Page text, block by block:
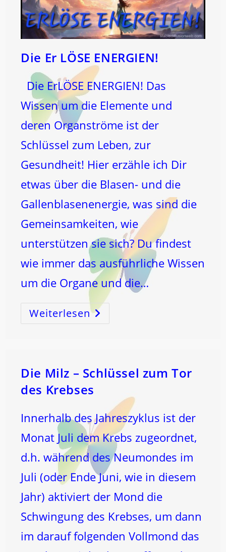
Die Er LÖSE ENERGIEN!
Die ErLÖSE ENERGIEN! Das
Wissen um die Elemente und
deren Organströme ist der
Schlüssel zum Leben, zur
Gesundheit! Hier erzähle ich Dir
etwas über die Blasen- und die
Gallenblasenenergie, was sind die
Gemeinsamkeiten, wie
unterstützen sie sich? Du findest
wie immer das ausführliche Wissen
um die Organe und die…
WeiterlesenDie
Er
LÖSE
Die Milz – Schlüssel zum Tor
des Krebses
Innerhalb des Jahreszyklus ist der
Monat Juli dem Krebs zugeordnet,
d.h. während des Neumondes im
Juli (oder Ende Juni, wie in diesem
Jahr) aktiviert der Mond die
Schwingung des Krebses, um dann
im darauf folgenden Vollmond das